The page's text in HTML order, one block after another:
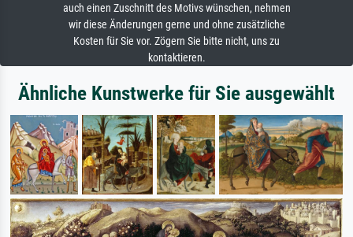
auch einen Zuschnitt des Motivs wünschen, nehmen
wir diese Änderungen gerne und ohne zusätzliche
Kosten für Sie vor. Zögern Sie bitte nicht, uns zu
kontaktieren.
Ähnliche Kunstwerke für Sie ausgewählt